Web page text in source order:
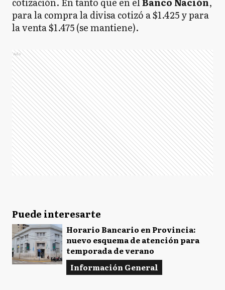
para la compra la divisa cotizó a $1.425 y para
la venta $1.475 (se mantiene).
Ads
Puede interesarte
Horario Bancario en Provincia:
nuevo esquema de atención para
temporada de verano
Información General